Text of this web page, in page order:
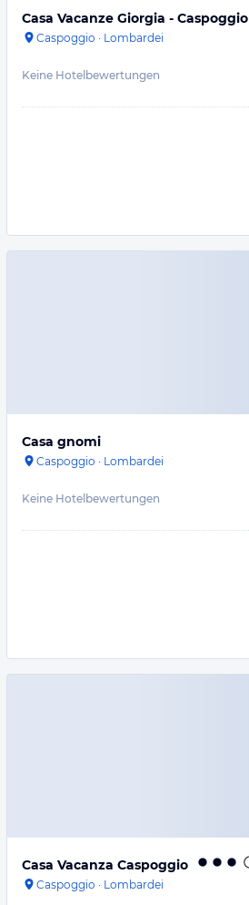
Casa Vacanze Giorgia - Caspoggio
Caspoggio · Lombardei
Keine Hotelbewertungen
Casa gnomi
Caspoggio · Lombardei
Keine Hotelbewertungen
Casa Vacanza Caspoggio
Caspoggio · Lombardei